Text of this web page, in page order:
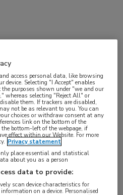
access personal data, like browsing
device. Selecting "I Accept" enables
purposes shown under "we and our
whereas selecting "Reject All" or
them. If trackers are disabled,
not be as relevant to you. You can
choices or withdraw consent at any
link on the bottom of the
bottom-left of the webpage, if
effect within our Website. For more
Privacy statement
place essential and statistical
about you as a person
data to provide:
scan device characteristics for
on a device. Personalised